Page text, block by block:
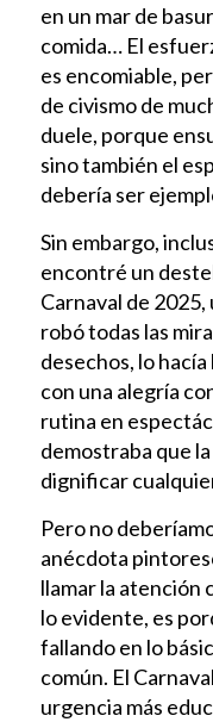
en un mar de
comida… El
es encomiable,
de civismo de
duele, porque
sino también el
debería ser
Sin embargo,
encontré un
Carnaval de
robó todas las
desechos, lo
con una alegría
rutina en
demostraba que
dignificar
Pero no
anécdota
llamar la atención
lo evidente, es
fallando en lo
común. El
urgencia más